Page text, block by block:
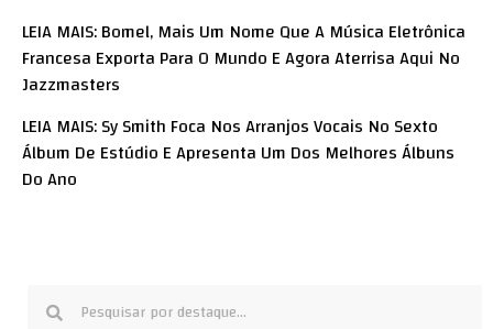
LEIA MAIS: Bomel, Mais Um Nome Que A Música Eletrônica
Francesa Exporta Para O Mundo E Agora Aterrisa Aqui No
Jazzmasters
LEIA MAIS: Sy Smith Foca Nos Arranjos Vocais No Sexto
Álbum De Estúdio E Apresenta Um Dos Melhores Álbuns
Do Ano